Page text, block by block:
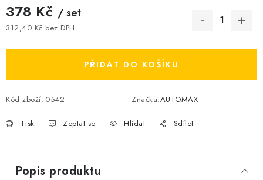
378 Kč / set
312,40 Kč bez DPH
PŘIDAT DO KOŠÍKU
Kód zboží: 0542 Značka:AUTOMAX
Tisk Zeptat se Hlídat Sdílet
Popis produktu